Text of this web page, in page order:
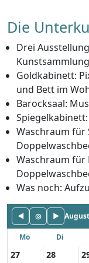
Die
Drei
Kunstsammlung
Goldkabinett:
und Bett im
Barocksaal:
Waschraum für
Waschraum für
Was noch:
◀ ◎ ▶
Mo Di
27 28